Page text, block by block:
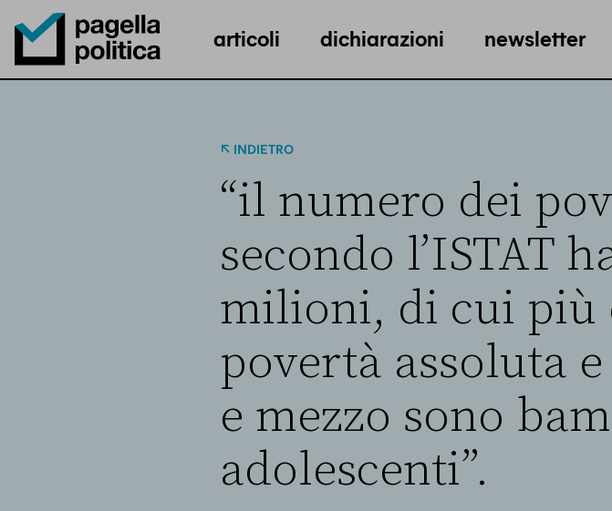
Pagella Politica Logo
articoli dichiarazioni newsletter
INDIETRO
“il numero dei
secondo l’ISTAT
milioni, di cui più
povertà assoluta
e mezzo sono
adolescenti”.